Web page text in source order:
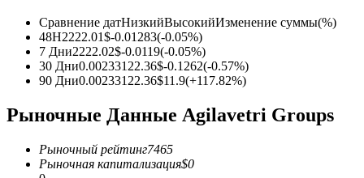
Фьючерсы с использованием USDC в качестве
Сравнение датНизкийВысокийИзменение суммы(%)
48H2222.01$-0.01283(-0.05%)
7 Дни2222.02$-0.0119(-0.05%)
30 Дни0.002331 22.36$-0.1262(-0.57%)
90 Дни0.002331 22.36$11.9(+117.82%)
Рыночные Данные Agilavetri Groups
Рыночный рейтинг7465
Рыночная капитализация$0